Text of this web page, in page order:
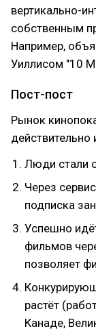
вертикально-
собственным
Например,
Уиллисом "10
Пост-пост
Рынок
действительно
Люди стали
Через
подписка
Успешно
фильмов
позволяет
растёт
Канаде,